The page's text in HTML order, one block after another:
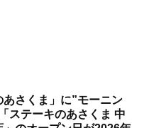
あさくま」に”モーニン
ステーキのあさくま 中